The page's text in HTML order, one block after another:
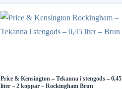
Price & Kensington – Tekanna i stengods – 0,45
liter – 2 koppar – Rockingham Brun